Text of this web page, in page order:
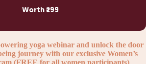
Worth ₹299
yoga webinar and unlock the door
journey with our exclusive Women’s
(FREE for all women participants)